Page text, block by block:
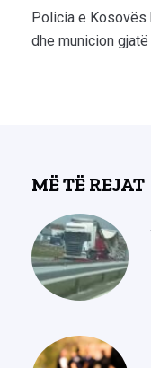
Policia e Kosovës
dhe municion
MË TË REJAT